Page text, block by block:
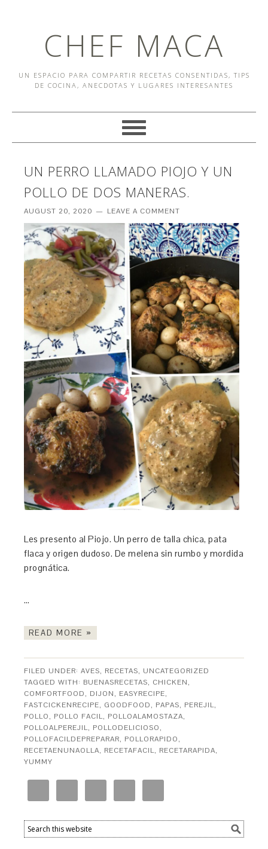
CHEF MACA
UN ESPACIO PARA COMPARTIR RECETAS CONSENTIDAS, TIPS
DE COCINA, ANECDOTAS Y LUGARES INTERESANTES
UN PERRO LLAMADO PIOJO Y UN
POLLO DE DOS MANERAS.
AUGUST 20, 2020 LEAVE A COMMENT
Les presento al Piojo. Un perro de talla chica, pata
flaca y origen dudoso. De melena sin rumbo y mordida
prognática.
…
READ MORE »
FILED UNDER:AVES, RECETAS, UNCATEGORIZED
TAGGED WITH: BUENASRECETAS, CHICKEN,
COMFORTFOOD, DIJON, EASYRECIPE,
FASTCICKENRECIPE, GOODFOOD, PAPAS, PEREJIL,
POLLO, POLLO FACIL, POLLOALAMOSTAZA,
POLLOALPEREJIL, POLLODELICIOSO,
POLLOFACILDEPREPARAR, POLLORAPIDO,
RECETAENUNAOLLA, RECETAFACIL, RECETARAPIDA,
YUMMY